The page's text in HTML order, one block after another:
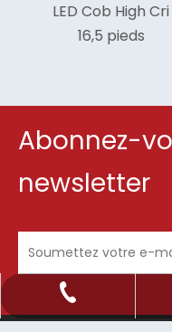
LED Cob
extérieure
Abonnez-
newsletter